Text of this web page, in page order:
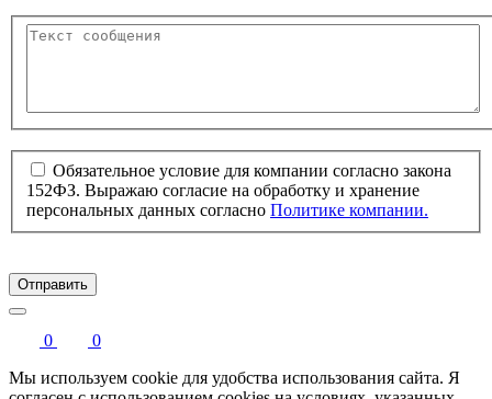
Обязательное условие для компании согласно закона
152ФЗ. Выражаю согласие на обработку и хранение
персональных данных согласно Политике компании.
Отправить
0
0
Мы используем cookie для удобства использования сайта. Я